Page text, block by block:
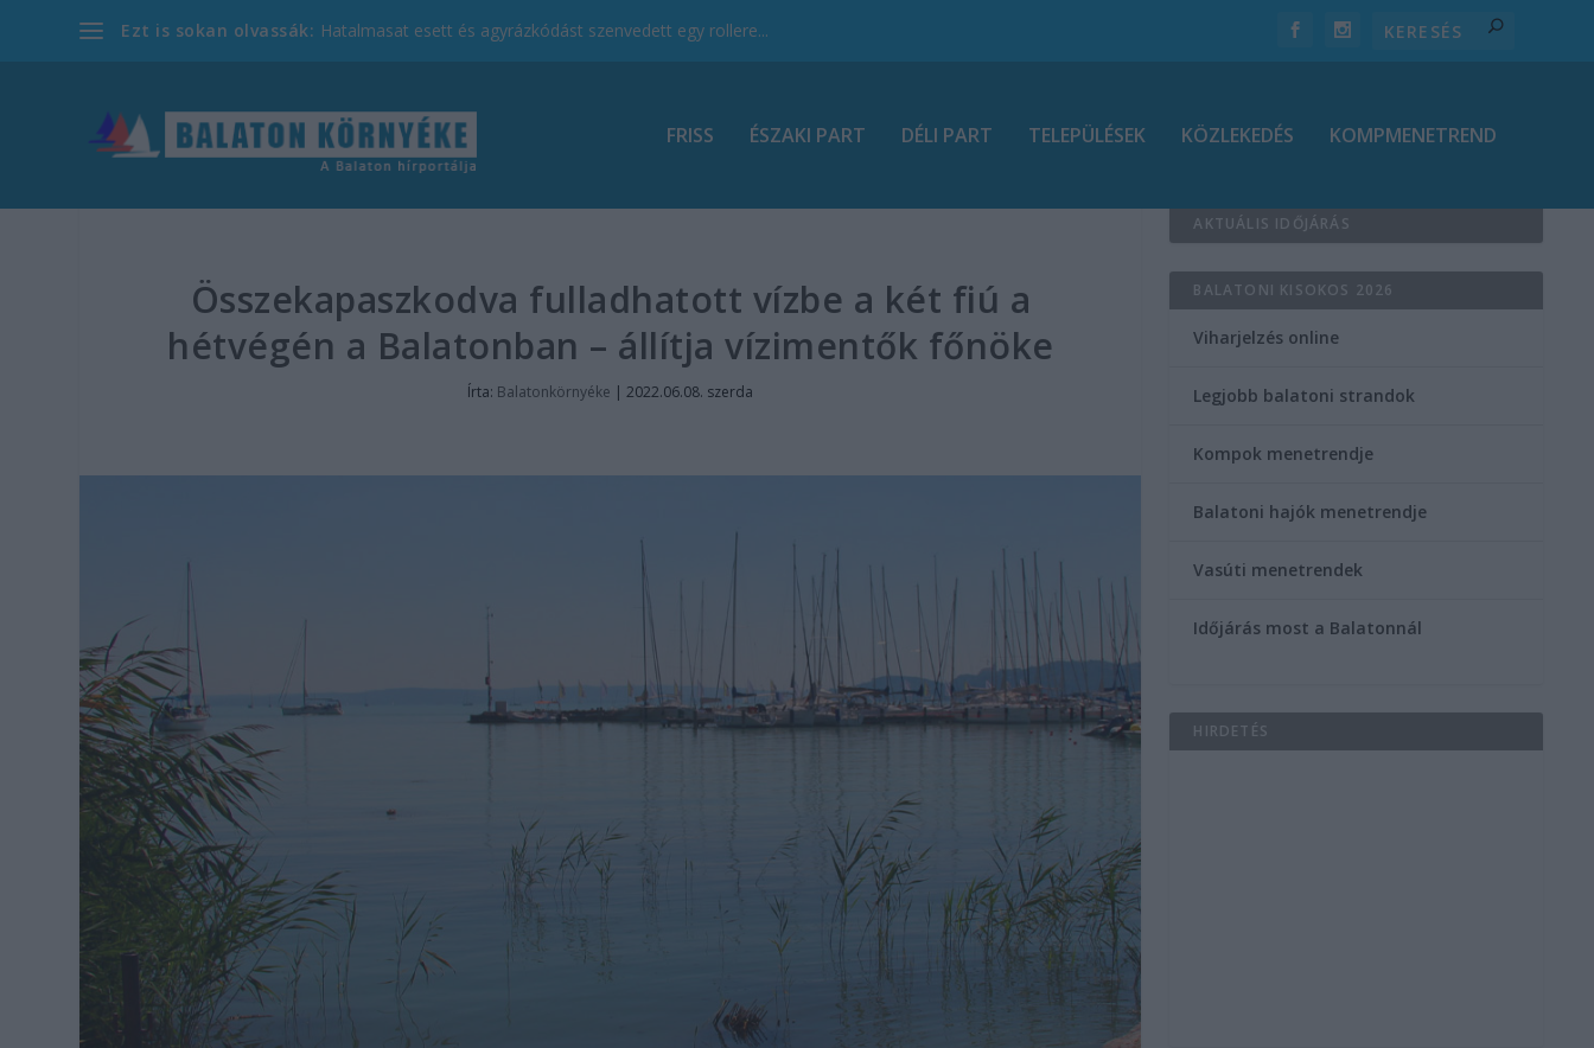
Ezt is sokan olvassák: Hatalmasat esett és agyrázkódást szenvedett egy rollere...
FRISS ÉSZAKI PART DÉLI PART TELEPÜLÉSEK KÖZLEKEDÉS KOMPMENETREND
Összekapaszkodva fulladhatott vízbe a két fiú a
hétvégén a Balatonban – állítja vízimentők főnöke
Írta: Balatonkörnyéke |2022.06.08. szerda
AKTUÁLIS IDŐJÁRÁS
BALATONI KISOKOS 2026
Viharjelzés online
Legjobb balatoni strandok
Kompok menetrendje
Balatoni hajók menetrendje
Vasúti menetrendek
Időjárás most a Balatonnál
HIRDETÉS